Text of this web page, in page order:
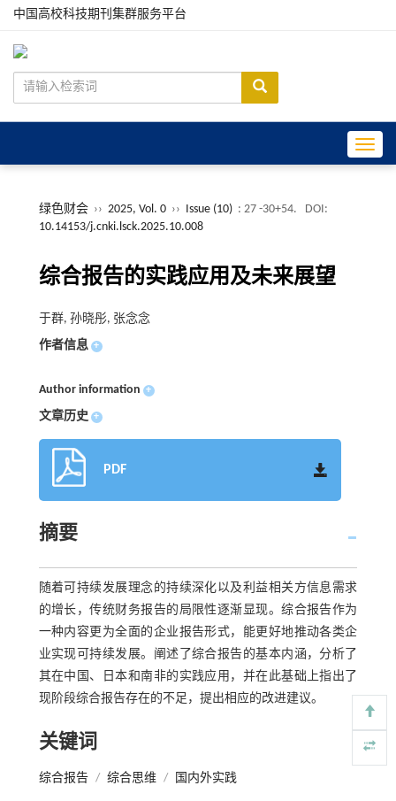
中国高校科技期刊集群服务平台
绿色财会 ›› 2025, Vol. 0 ›› Issue (10) : 27 -30+54.
DOI:
10.14153/j.cnki.lsck.2025.10.008
综合报告的实践应用及未来展望
于群, 孙晓彤, 张念念
作者信息 +
Author information +
文章历史 +
PDF
摘要
随着可持续发展理念的持续深化以及利益相关方信息需求
的增长，传统财务报告的局限性逐渐显现。综合报告作为
一种内容更为全面的企业报告形式，能更好地推动各类企
业实现可持续发展。阐述了综合报告的基本内涵，分析了
其在中国、日本和南非的实践应用，并在此基础上指出了
现阶段综合报告存在的不足，提出相应的改进建议。
关键词
综合报告 / 综合思维 / 国内外实践